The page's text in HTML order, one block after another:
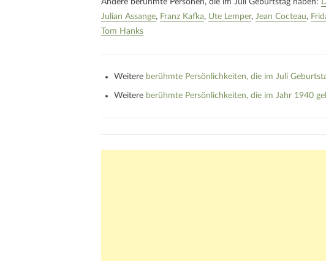
Andere berühmte Personen, die im Juli Geburtstag haben:
Julian Assange
Franz Kafka Ute Lemper Jean Cocteau
Tom Hanks
Weitere berühmte Persönlichkeiten, die im Juli
Weitere berühmte Persönlichkeiten, die im Jahr 1940